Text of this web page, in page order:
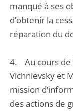
manqué à ses
d’obtenir la
réparation du
4. Au cours de
Vichnievsky et
mission
des actions de